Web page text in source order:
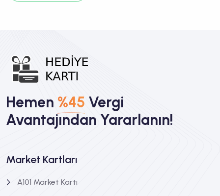
Hemen %45 Vergi
Avantajından Yararlanın!
Market Kartları
A101 Market Kartı